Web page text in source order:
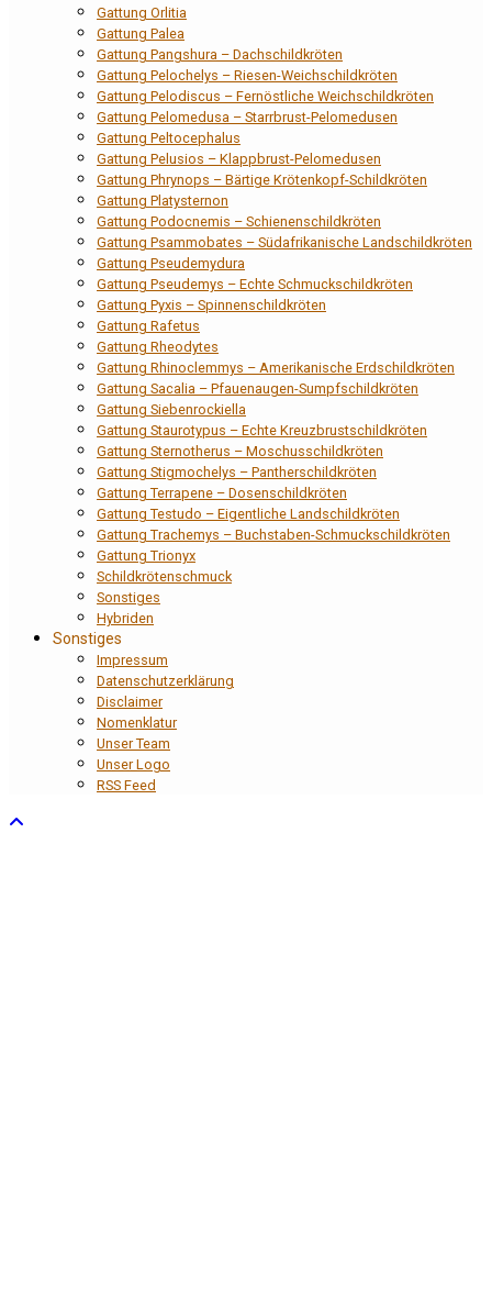
Gattung Orlitia
Gattung Palea
Gattung Pangshura – Dachschildkröten
Gattung Pelochelys – Riesen-Weichschildkröten
Gattung Pelodiscus – Fernöstliche Weichschildkröten
Gattung Pelomedusa – Starrbrust-Pelomedusen
Gattung Peltocephalus
Gattung Pelusios – Klappbrust-Pelomedusen
Gattung Phrynops – Bärtige Krötenkopf-Schildkröten
Gattung Platysternon
Gattung Podocnemis – Schienenschildkröten
Gattung Psammobates – Südafrikanische Landschildkröten
Gattung Pseudemydura
Gattung Pseudemys – Echte Schmuckschildkröten
Gattung Pyxis – Spinnenschildkröten
Gattung Rafetus
Gattung Rheodytes
Gattung Rhinoclemmys – Amerikanische Erdschildkröten
Gattung Sacalia – Pfauenaugen-Sumpfschildkröten
Gattung Siebenrockiella
Gattung Staurotypus – Echte Kreuzbrustschildkröten
Gattung Sternotherus – Moschusschildkröten
Gattung Stigmochelys – Pantherschildkröten
Gattung Terrapene – Dosenschildkröten
Gattung Testudo – Eigentliche Landschildkröten
Gattung Trachemys – Buchstaben-Schmuckschildkröten
Gattung Trionyx
Schildkrötenschmuck
Sonstiges
Hybriden
Sonstiges
Impressum
Datenschutzerklärung
Disclaimer
Nomenklatur
Unser Team
Unser Logo
RSS Feed